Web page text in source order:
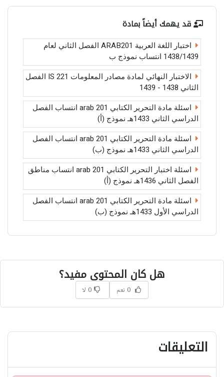
قد يهمك أيضاً بمادة
اختبار اللغة العربية ARAB201 الفصل الثاني لعام
1438/1439 انتساب نموذج ب
الاختبار النهائي لمادة مصادر المعلومات IS 221 الفصل
الثاني 1438 - 1439
اسئلة مادة التحرير الكتابي arab 201 انتساب الفصل
الدراسي الثاني 1433هـ نموذج (أ)
اسئلة مادة التحرير الكتابي arab 201 انتساب الفصل
الدراسي الثاني 1433هـ نموذج (ب)
اسئلة اختبار التحرير الكتابي arab 201 انتساب مناطق
الفصل الثاني 1436هـ نموذج (أ)
اسئلة مادة التحرير الكتابي arab 201 انتساب الفصل
الدراسي الأول 1433هـ نموذج (ب)
هل كان المحتوى مفيد؟
0 نعم 0 لا
التعليقات